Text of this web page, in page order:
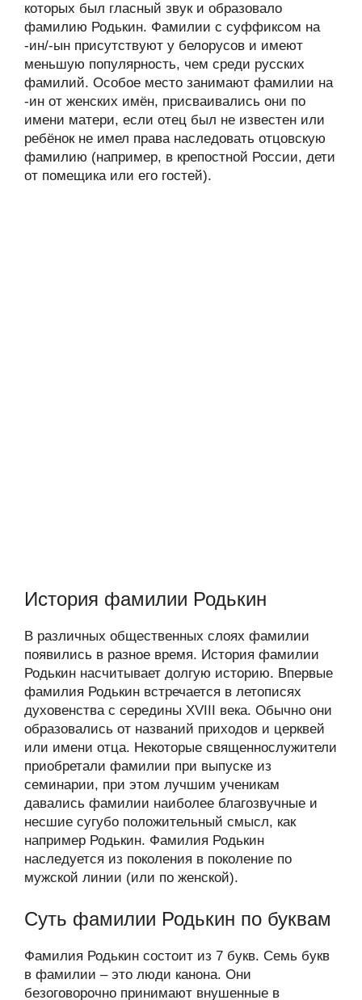
которых был гласный звук и образовало
фамилию Родькин. Фамилии с суффиксом на
-ин/-ын присутствуют у белорусов и имеют
меньшую популярность, чем среди русских
фамилий. Особое место занимают фамилии на
-ин от женских имён, присваивались они по
имени матери, если отец был не известен или
ребёнок не имел права наследовать отцовскую
фамилию (например, в крепостной России, дети
от помещика или его гостей).
История фамилии Родькин
В различных общественных слоях фамилии
появились в разное время. История фамилии
Родькин насчитывает долгую историю. Впервые
фамилия Родькин встречается в летописях
духовенства с середины XVIII века. Обычно они
образовались от названий приходов и церквей
или имени отца. Некоторые священнослужители
приобретали фамилии при выпуске из
семинарии, при этом лучшим ученикам
давались фамилии наиболее благозвучные и
несшие сугубо положительный смысл, как
например Родькин. Фамилия Родькин
наследуется из поколения в поколение по
мужской линии (или по женской).
Суть фамилии Родькин по буквам
Фамилия Родькин состоит из 7 букв. Семь букв
в фамилии – это люди канона. Они
безоговорочно принимают внушенные в